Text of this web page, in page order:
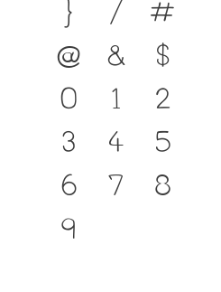
}
/
#
@
&
$
0
1
2
3
4
5
6
7
8
9